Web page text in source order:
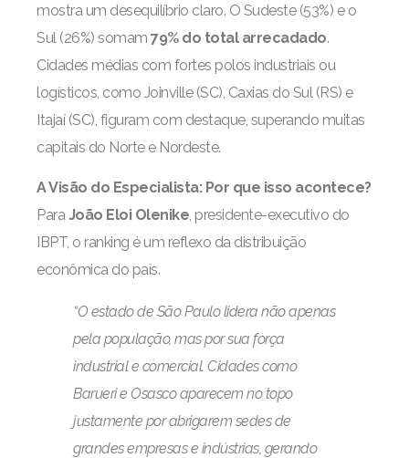
mostra um desequilíbrio claro. O Sudeste (53%) e o
Sul (26%) somam 79% do total arrecadado.
Cidades médias com fortes polos industriais ou
logísticos, como Joinville (SC), Caxias do Sul (RS) e
Itajaí (SC), figuram com destaque, superando muitas
capitais do Norte e Nordeste.
A Visão do Especialista: Por que isso acontece?
ParaJoão Eloi Olenike, presidente-executivo do
IBPT, o ranking é um reflexo da distribuição
econômica do país.
“O estado de São Paulo lidera não apenas
pela população, mas por sua força
industrial e comercial. Cidades como
Barueri e Osasco aparecem no topo
justamente por abrigarem sedes de
grandes empresas e indústrias, gerando